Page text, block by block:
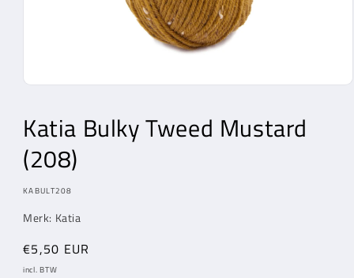
in
modaal
Katia Bulky Tweed Mustard
(208)
MODEL:
KABULT208
Merk: Katia
Normale
prijs
€5,50 EUR
incl. BTW